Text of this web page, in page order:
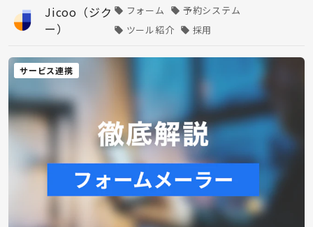
Jicoo（ジク
ー）
フォーム
予約システム
ツール紹介
採用
サービス連携